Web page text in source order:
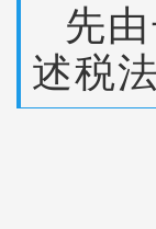
先
述税